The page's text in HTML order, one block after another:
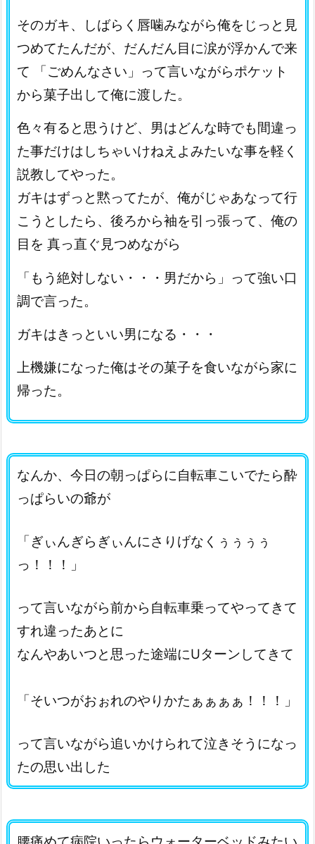
そのガキ、しばらく唇噛みながら俺をじっと見
つめてたんだが、だんだん目に涙が浮かんで来
て 「ごめんなさい」って言いながらポケット
から菓子出して俺に渡した。
色々有ると思うけど、男はどんな時でも間違っ
た事だけはしちゃいけねえよみたいな事を軽く
説教してやった。
ガキはずっと黙ってたが、俺がじゃあなって行
こうとしたら、後ろから袖を引っ張って、俺の
目を 真っ直ぐ見つめながら
「もう絶対しない・・・男だから」って強い口
調で言った。
ガキはきっといい男になる・・・
上機嫌になった俺はその菓子を食いながら家に
帰った。
なんか、今日の朝っぱらに自転車こいでたら酔
っぱらいの爺が
「ぎぃんぎらぎぃんにさりげなくぅぅぅぅ
っ！！！」
って言いながら前から自転車乗ってやってきて
すれ違ったあとに
なんやあいつと思った途端にUターンしてきて
「そいつがおぉれのやりかたぁぁぁぁ！！！」
って言いながら追いかけられて泣きそうになっ
たの思い出した